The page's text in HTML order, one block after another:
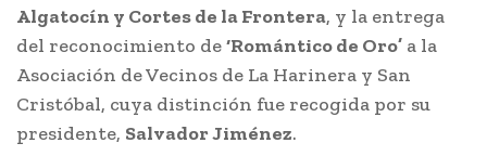
Algatocín y Cortes de la Frontera, y la entrega
del reconocimiento de‘Romántico de Oro’ a la
Asociación de Vecinos de La Harinera y San
Cristóbal, cuya distinción fue recogida por su
presidente, Salvador Jiménez.